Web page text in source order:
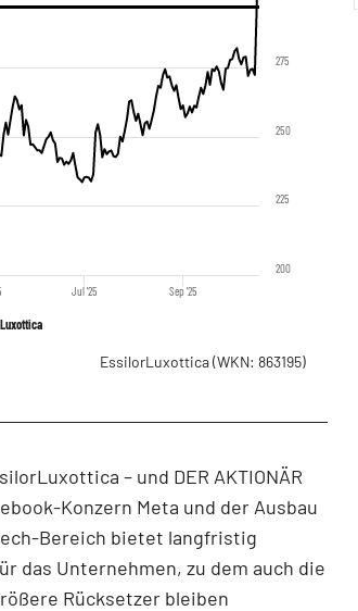
Jul '25 Sep '25
200
225
250
275
EssilorLuxottica(WKN: 863195)
– und DER AKTIONÄR
Konzern Meta und der Ausbau
Bereich bietet langfristig
das Unternehmen, zu dem auch die
Rücksetzer bleiben